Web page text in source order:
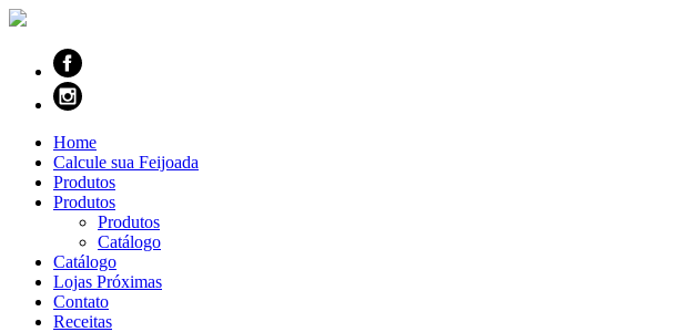
Home
Calcule sua Feijoada
Produtos
Produtos
Produtos
Catálogo
Catálogo
Lojas Próximas
Contato
Receitas